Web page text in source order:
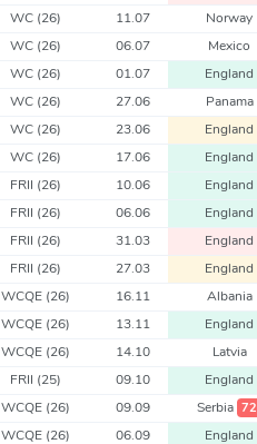
WC (26) 11.07 Norway
WC (26) 06.07 Mexico
WC (26) 01.07 England
WC (26) 27.06 Panama
WC (26) 23.06 England
WC (26) 17.06 England
FRII (26) 10.06 England
FRII (26) 06.06 England
FRII (26) 31.03 England
FRII (26) 27.03 England
WCQE (26) 16.11 Albania
WCQE (26) 13.11 England
WCQE (26) 14.10 Latvia
FRII (25) 09.10 England
WCQE (26) 09.09 Serbia 72
WCQE (26) 06.09 England